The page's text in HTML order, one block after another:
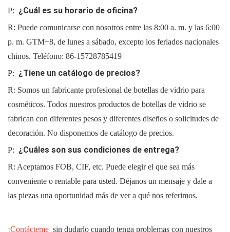
P: ¿Cuál es su horario de oficina?
R: Puede comunicarse con nosotros entre las 8:00 a. m. y las 6:00
p. m. GTM+8, de lunes a sábado, excepto los feriados nacionales
chinos. Teléfono: 86-15728785419
P: ¿Tiene un catálogo de precios?
R: Somos un fabricante profesional de botellas de vidrio para
cosméticos. Todos nuestros productos de botellas de vidrio se
fabrican con diferentes pesos y diferentes diseños o solicitudes de
decoración. No disponemos de catálogo de precios.
P: ¿Cuáles son sus condiciones de entrega?
R: Aceptamos FOB, CIF, etc. Puede elegir el que sea más
conveniente o rentable para usted. Déjanos un mensaje y dale a
las piezas una oportunidad más de ver a qué nos referimos.
¡Contácteme sin dudarlo cuando tenga problemas con nuestros